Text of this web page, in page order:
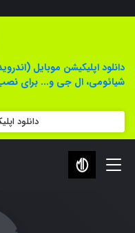
دانلود اپلیکیشن موبایل
شیائومی، ال جی و... برای
دانلود